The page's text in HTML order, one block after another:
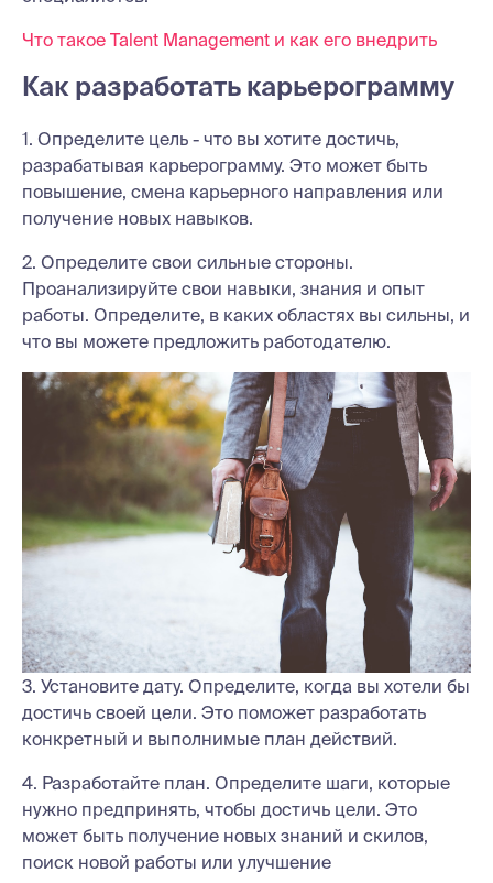
Что такое Talent Management и как его внедрить
Как разработать карьерограмму
1. Определите цель - что вы хотите достичь,
разрабатывая карьерограмму. Это может быть
повышение, смена карьерного направления или
получение новых навыков.
2. Определите свои сильные стороны.
Проанализируйте свои навыки, знания и опыт
работы. Определите, в каких областях вы сильны, и
что вы можете предложить работодателю.
3. Установите дату. Определите, когда вы хотели бы
достичь своей цели. Это поможет разработать
конкретный и выполнимые план действий.
4. Разработайте план. Определите шаги, которые
нужно предпринять, чтобы достичь цели. Это
может быть получение новых знаний и скилов,
поиск новой работы или улучшение